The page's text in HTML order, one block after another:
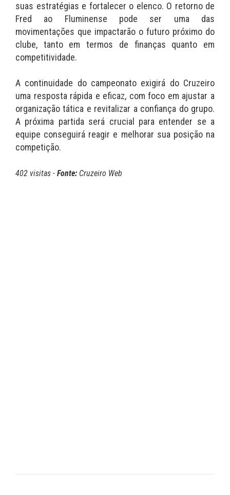
suas estratégias e fortalecer o elenco. O retorno de
Fred ao Fluminense pode ser uma das
movimentações que impactarão o futuro próximo do
clube, tanto em termos de finanças quanto em
competitividade.
A continuidade do campeonato exigirá do Cruzeiro
uma resposta rápida e eficaz, com foco em ajustar a
organização tática e revitalizar a confiança do grupo.
A próxima partida será crucial para entender se a
equipe conseguirá reagir e melhorar sua posição na
competição.
402 visitas - Fonte: Cruzeiro Web